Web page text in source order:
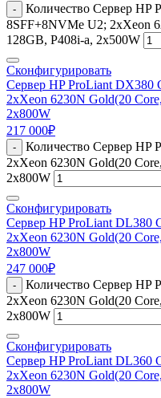
-
Количество Сервер HP
8SFF+8NVMe U2; 2xXeon
128GB, P408i-a, 2x500W
Сконфигурировать
Сервер HP ProLiant DX380
2xXeon 6230N Gold(20
2x800W
217 000₽
-
Количество Сервер HP
2xXeon 6230N Gold(20
2x800W
Сконфигурировать
Сервер HP ProLiant DL380
2xXeon 6230N Gold(20
2x800W
247 000₽
-
Количество Сервер HP
2xXeon 6230N Gold(20
2x800W
Сконфигурировать
Сервер HP ProLiant DL360
2xXeon 6230N Gold(20
2x800W